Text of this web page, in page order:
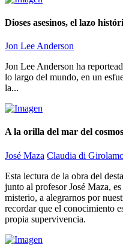
Dioses asesinos, el lazo
Jon Lee Anderson
Jon Lee Anderson ha
lo largo del mundo, en un
la...
A la orilla del mar del cosmos
José Maza Claudia di
Esta lectura de la obra del
junto al profesor José Maza,
misterio, a alegrarnos por
recordar que el conocimiento
propia supervivencia.